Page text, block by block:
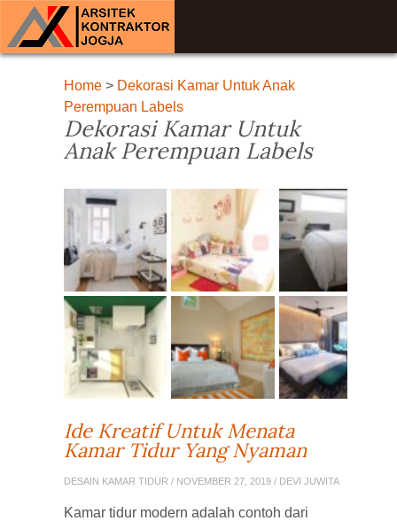
Home> Dekorasi Kamar Untuk Anak
Perempuan Labels
Dekorasi Kamar Untuk
Anak Perempuan Labels
Ide Kreatif Untuk Menata
Kamar Tidur Yang Nyaman
DESAIN KAMAR TIDUR / NOVEMBER 27, 2019 / DEVI JUWITA
Kamar tidur modern adalah contoh dari